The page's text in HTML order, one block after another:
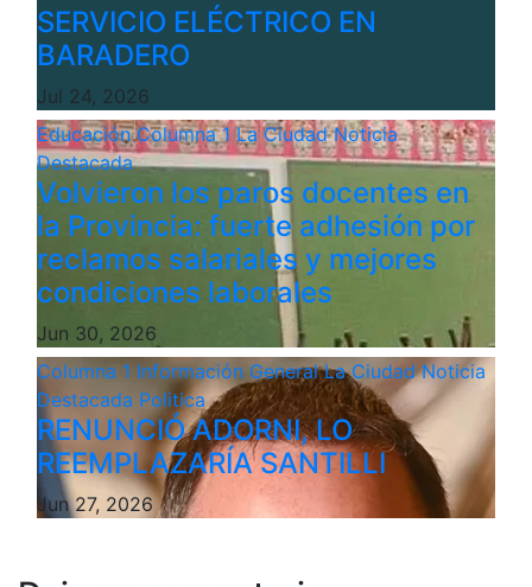
SERVICIO ELÉCTRICO EN
BARADERO
Jul 24, 2026
EducaciónColumna 1 La CiudadNoticia
Destacada
Volvieron los paros docentes en
la Provincia: fuerte adhesión por
reclamos salariales y mejores
condiciones laborales
Jun 30, 2026
Columna 1 Información GeneralLa CiudadNoticia
Destacada Politica
RENUNCIÓ ADORNI, LO
REEMPLAZARÍA SANTILLI
Jun 27, 2026